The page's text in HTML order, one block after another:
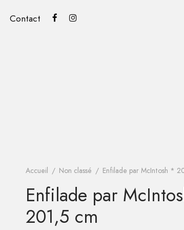
Contact
Accueil / Non classé / Enfilade par McIntosh *
Enfilade par
201,5 cm